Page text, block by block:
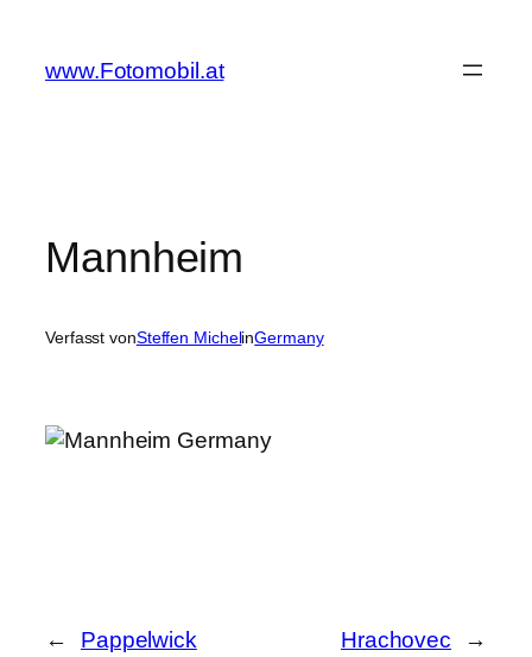
springen
www.Fotomobil.at
Mannheim
Verfasst vonSteffen MichelinGermany
← Pappelwick Hrachovec →